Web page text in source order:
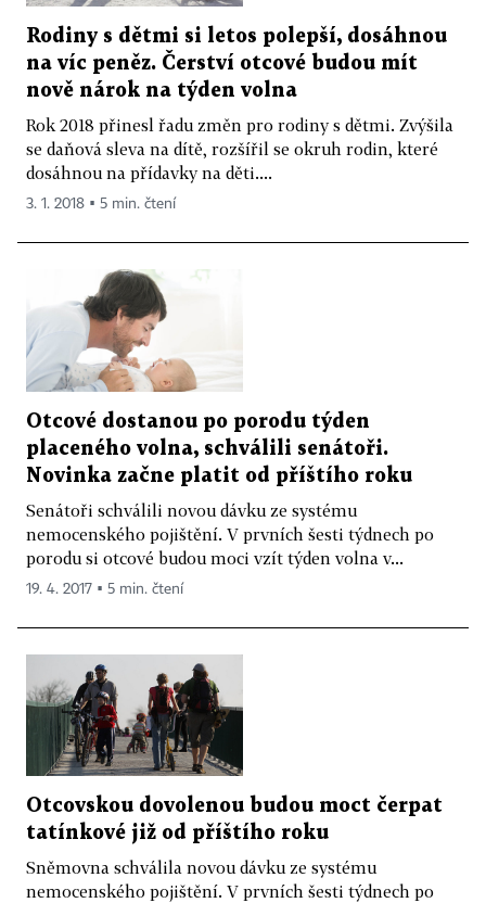
Rodiny s dětmi si letos polepší, dosáhnou
na víc peněz. Čerství otcové budou mít
nově nárok na týden volna
Rok 2018 přinesl řadu změn pro rodiny s dětmi. Zvýšila
se daňová sleva na dítě, rozšířil se okruh rodin, které
dosáhnou na přídavky na děti....
3. 1. 2018 ▪ 5 min. čtení
Otcové dostanou po porodu týden
placeného volna, schválili senátoři.
Novinka začne platit od příštího roku
Senátoři schválili novou dávku ze systému
nemocenského pojištění. V prvních šesti týdnech po
porodu si otcové budou moci vzít týden volna v...
19. 4. 2017 ▪ 5 min. čtení
Otcovskou dovolenou budou moct čerpat
tatínkové již od příštího roku
Sněmovna schválila novou dávku ze systému
nemocenského pojištění. V prvních šesti týdnech po